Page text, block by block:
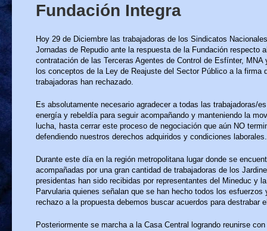
Fundación Integra
Hoy 29 de Diciembre las trabajadoras de los Sindicatos
Jornadas de Repudio ante la respuesta de la Fundación respecto
contratación de las Terceras Agentes de Control de Esfínter, MNA
los conceptos de la Ley de Reajuste del Sector Público a la firma
trabajadoras han rechazado.
Es absolutamente necesario agradecer a todas las trabajadoras/
energía y rebeldía para seguir acompañando y manteniendo la
lucha, hasta cerrar este proceso de negociación que aún NO
defendiendo nuestros derechos adquiridos y condiciones laborales.
Durante este día en la región metropolitana lugar donde se
acompañadas por una gran cantidad de trabajadoras de los
presidentas han sido recibidas por representantes del Mineduc y
Parvularia quienes señalan que se han hecho todos los
rechazo a la propuesta debemos buscar acuerdos para destrabar
Posteriormente se marcha a la Casa Central logrando reunirse